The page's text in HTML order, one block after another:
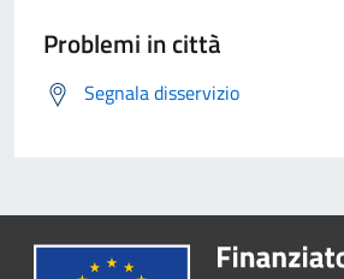
Problemi in città
Segnala disservizio